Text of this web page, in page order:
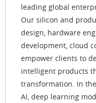
leading global
Our silicon and
design, hardware
development, cloud
empower clients to
intelligent products
transformation. In
AI, deep learning